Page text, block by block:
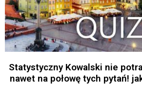
Statystyczny Kowalski nie
nawet na połowę tych pytań!